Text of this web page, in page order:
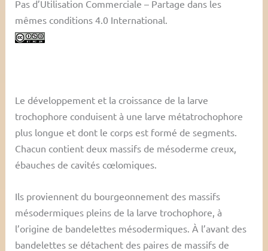
Pas d’Utilisation Commerciale – Partage dans les
mêmes conditions 4.0 International.
Le développement et la croissance de la larve
trochophore conduisent à une larve métatrochophore
plus longue et dont le corps est formé de segments.
Chacun contient deux massifs de mésoderme creux,
ébauches de cavités cœlomiques.
Ils proviennent du bourgeonnement des massifs
mésodermiques pleins de la larve trochophore, à
l’origine de bandelettes mésodermiques. À l’avant des
bandelettes se détachent des paires de massifs de